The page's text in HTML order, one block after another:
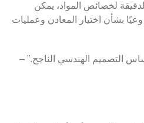
لخصائص المواد، يمكن
بشأن اختيار المعادن وعمليات
التصميم الهندسي الناجح.” –